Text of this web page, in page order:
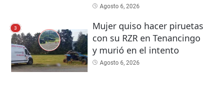
Agosto 6, 2026
3
Mujer quiso hacer piruetas
con su RZR en Tenancingo
y murió en el intento
Agosto 6, 2026